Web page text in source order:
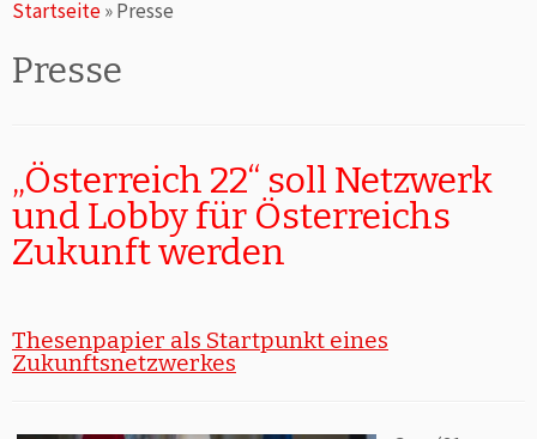
Inhalt
Startseite»Presse
Presse
„Österreich 22“ soll Netzwerk
und Lobby für Österreichs
Zukunft werden
Thesenpapier als Startpunkt eines
Zukunftsnetzwerkes